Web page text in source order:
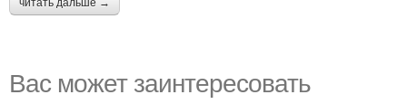
Вас может заинтересовать